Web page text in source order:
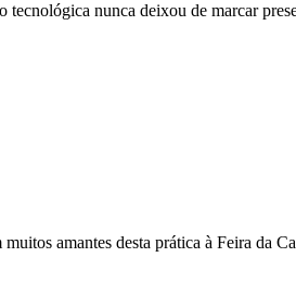
nunca deixou de marcar
amantes desta prática à Feira da